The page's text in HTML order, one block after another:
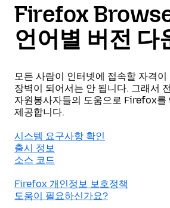
Firefox
언어별 버전 다
모든 사람이 인터넷에 접속할 자격
장벽이 되어서는 안 됩니다. 그래서
자원봉사자들의 도움으로 Firefox를
제공합니다.
시스템 요구사항 확인
출시 정보
소스 코드
Firefox 개인정보 보호정책
도움이 필요하신가요?